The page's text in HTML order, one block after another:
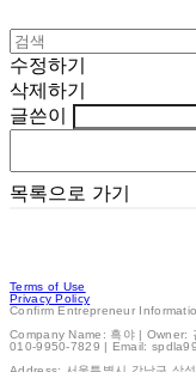
수정하기
삭제하기
글쓴이
목록으로 가기
Terms of Use
Privacy Policy
Confirm Entrepreneur
Company Name: 흑야 | Owner:
010-9950-7829 | Email: